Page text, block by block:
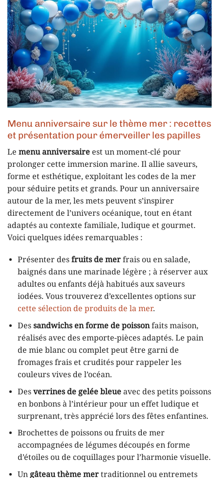
Menu anniversaire sur le thème mer : recettes
et présentation pour émerveiller les papilles
Le menu anniversaireest un moment-clé pour
prolonger cette immersion marine. Il allie saveurs,
forme et esthétique, exploitant les codes de la mer
pour séduire petits et grands. Pour un anniversaire
autour de la mer, les mets peuvent s’inspirer
directement de l’univers océanique, tout en étant
adaptés au contexte familiale, ludique et gourmet.
Voici quelques idées remarquables :
Présenter desfruits de merfrais ou en salade,
baignés dans une marinade légère ; à réserver aux
adultes ou enfants déjà habitués aux saveurs
iodées. Vous trouverez d’excellentes options sur
cette sélection de produits de la mer.
Dessandwichs en forme de poissonfaits maison,
réalisés avec des emporte-pièces adaptés. Le pain
de mie blanc ou complet peut être garni de
fromages frais et crudités pour rappeler les
couleurs vives de l’océan.
Desverrines de gelée bleueavec des petits poissons
en bonbons à l’intérieur pour un effet ludique et
surprenant, très apprécié lors des fêtes enfantines.
Brochettes de poissons ou fruits de mer
accompagnées de légumes découpés en forme
d’étoiles ou de coquillages pour l’harmonie visuelle.
Ungâteau thème mertraditionnel ou entremets